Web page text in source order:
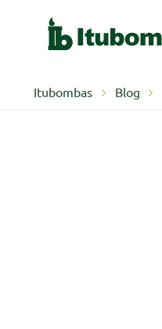
Itubombas Blog